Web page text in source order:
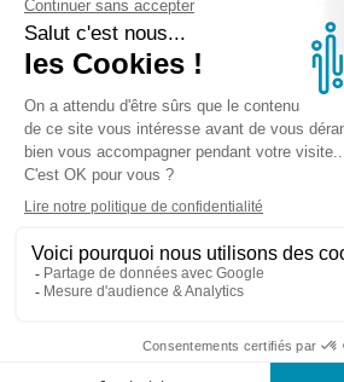
Politique de confidentialité
Accessibilité : partiellement conforme
Nous contacter
OPH31
75 rue Saint-Jean
BP 63102
TEL : 05 62 73 56 00
FAX : 05 61 99 32 99